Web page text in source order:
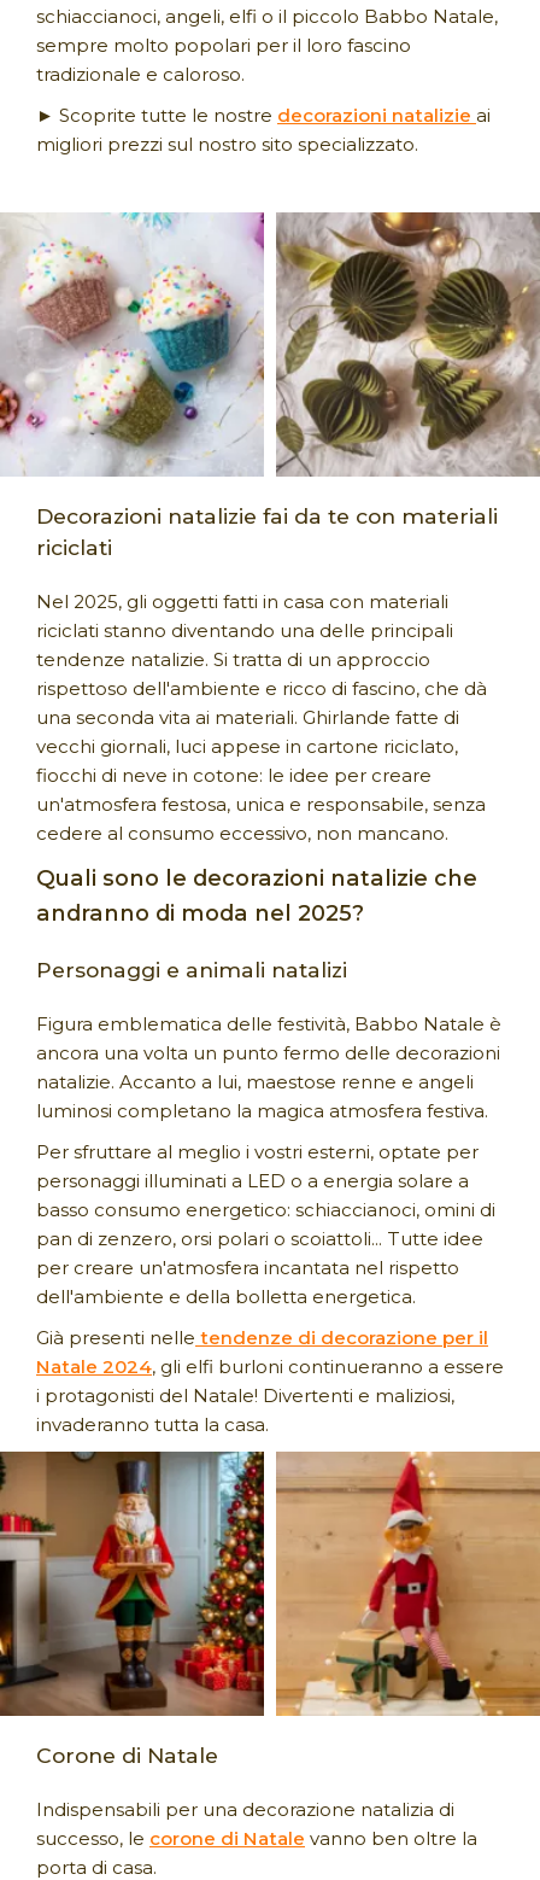
schiaccianoci, angeli, elfi o il piccolo Babbo Natale,
sempre molto popolari per il loro fascino
tradizionale e caloroso.
► Scoprite tutte le nostre decorazioni natalizie ai
migliori prezzi sul nostro sito specializzato.
Decorazioni natalizie fai da te con materiali
riciclati
Nel 2025, gli oggetti fatti in casa con materiali
riciclati stanno diventando una delle principali
tendenze natalizie. Si tratta di un approccio
rispettoso dell'ambiente e ricco di fascino, che dà
una seconda vita ai materiali. Ghirlande fatte di
vecchi giornali, luci appese in cartone riciclato,
fiocchi di neve in cotone: le idee per creare
un'atmosfera festosa, unica e responsabile, senza
cedere al consumo eccessivo, non mancano.
Quali sono le decorazioni natalizie che
andranno di moda nel 2025?
Personaggi e animali natalizi
Figura emblematica delle festività, Babbo Natale è
ancora una volta un punto fermo delle decorazioni
natalizie. Accanto a lui, maestose renne e angeli
luminosi completano la magica atmosfera festiva.
Per sfruttare al meglio i vostri esterni, optate per
personaggi illuminati a LED o a energia solare a
basso consumo energetico: schiaccianoci, omini di
pan di zenzero, orsi polari o scoiattoli... Tutte idee
per creare un'atmosfera incantata nel rispetto
dell'ambiente e della bolletta energetica.
Già presenti nelle tendenze di decorazione per il
Natale 2024, gli elfi burloni continueranno a essere
i protagonisti del Natale! Divertenti e maliziosi,
invaderanno tutta la casa.
Corone di Natale
Indispensabili per una decorazione natalizia di
successo, le corone di Natale vanno ben oltre la
porta di casa.